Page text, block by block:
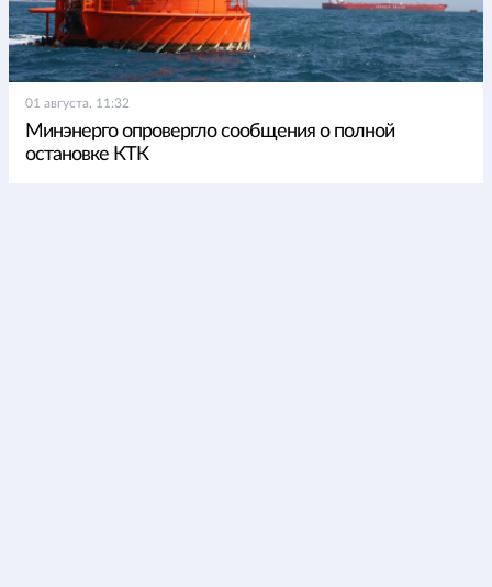
01 августа, 11:32
Минэнерго опровергло сообщения о полной
остановке КТК